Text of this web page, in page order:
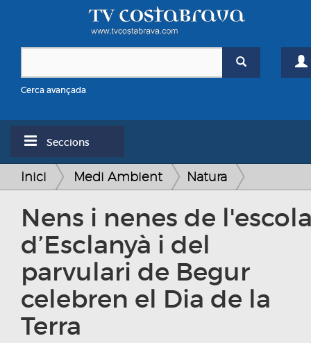
Cerca avançada
Seccions
Inici Medi Ambient Natura
Nens i nenes de
d’Esclanyà i del
parvulari de Begur
celebren el Dia de la
Terra